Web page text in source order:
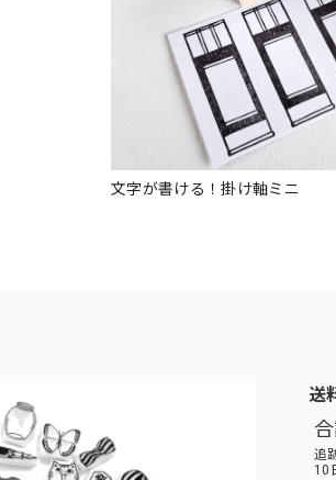
文字が書ける！掛け軸ミニ
送
追
10